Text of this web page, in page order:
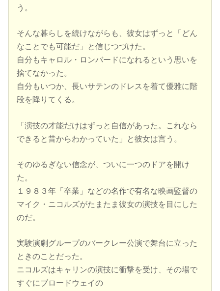
う。
そんな暮らしを続けながらも、彼女はずっと「どん
なことでも可能だ」と信じつづけた。
自分もキャロル・ロンバードになれるという思いを
捨てなかった。
自分もいつか、長いサテンのドレスを着て優雅に階
段を降りてくる。
「演技の才能だけはずっと自信があった。これなら
できると昔からわかっていた」と彼女は言う。
そのゆるぎない信念が、ついに一つのドアを開け
た。
１９８３年「卒業」などの名作で有名な映画監督の
マイク・ニコルズがたまたま彼女の演技を目にした
のだ。
実験演劇グループのバークレー公演で舞台に立った
ときのことだった。
ニコルズはキャリンの演技に衝撃を受け、その場で
すぐにブロードウェイの